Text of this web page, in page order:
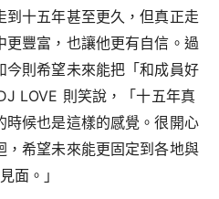
十五年甚至更久，但真正走
更豐富，也讓他更有自信。過
今則希望未來能把「和成員好
LOVE 則笑說，「十五年真
時候也是這樣的感覺。很開心
，希望未來能更固定到各地與
面。」